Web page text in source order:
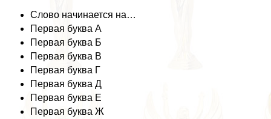
Слово начинается на…
Первая буква А
Первая буква Б
Первая буква В
Первая буква Г
Первая буква Д
Первая буква Е
Первая буква Ж